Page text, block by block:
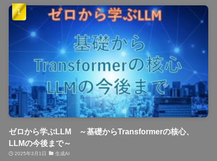
ゼロから学ぶLLM ～基礎からTransformerの核心、
LLMの今後まで～
2025年3月1日 生成AI